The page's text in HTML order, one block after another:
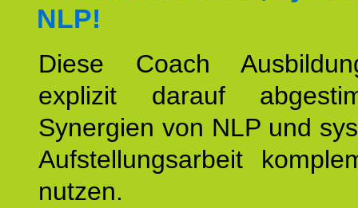
NLP!
Diese Coach
explizit darauf
Synergien von NLP und
Aufstellungsarbeit
nutzen.